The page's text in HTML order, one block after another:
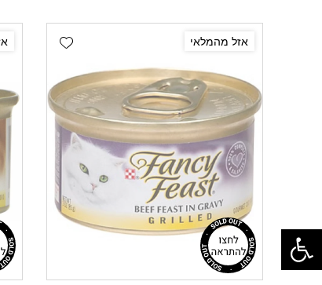
Add wishlist אזל מהמלאי
פתח סרגל נגישות